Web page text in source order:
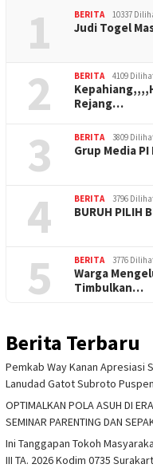
1 BERITA 10337
Judi Togel
2 BERITA 4109
Rejang…
3 BERITA 3809
Grup Media
4 BERITA 3796
BURUH PILIH
5 BERITA 3776
Warga
Timbulkan…
Berita Terbaru
Pemkab Way Kanan Apresiasi
Lanudad Gatot Subroto
OPTIMALKAN POLA ASUH DI
SEMINAR PARENTING DAN
Ini Tanggapan Tokoh
III TA. 2026 Kodim 0735